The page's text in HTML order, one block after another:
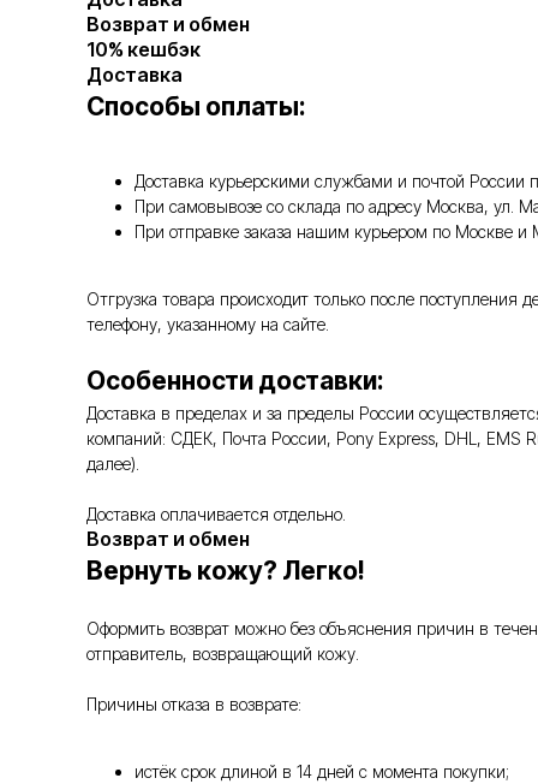
Возврат и обмен
10% кешбэк
Доставка
Способы оплаты:
Доставка курьерскими службами и почтой России
При самовывозе со склада по адресу Москва, ул.
При отправке заказа нашим курьером по Москве
Отгрузка товара происходит только после
телефону, указанному на сайте.
Особенности доставки:
Доставка в пределах и за пределы России
компаний: СДЕК, Почта России, Pony Express, DHL, EMS
далее).
Доставка оплачивается отдельно.
Возврат и обмен
Вернуть кожу? Легко!
Оформить возврат можно без объяснения причин в
отправитель, возвращающий кожу.
Причины отказа в возврате:
истёк срок длиной в 14 дней с момента покупки;